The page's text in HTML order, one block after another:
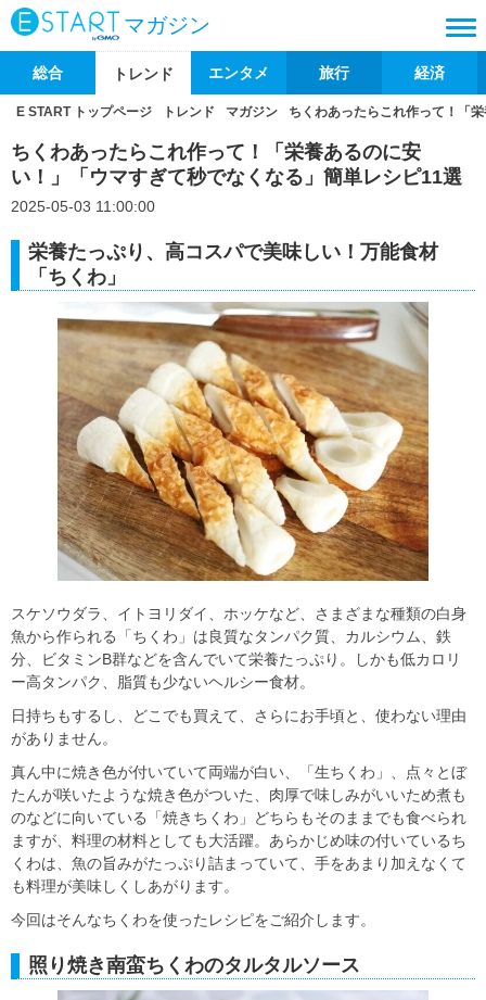
マガジン
総合 トレンド エンタメ 旅行 経済
E START トップページ トレンド マガジン ちくわあったらこれ作って！「
ちくわあったらこれ作って！「栄養あるのに安
い！」「ウマすぎて秒でなくなる」簡単レシピ11選
2025-05-03 11:00:00
栄養たっぷり、高コスパで美味しい！万能食材
「ちくわ」
スケソウダラ、イトヨリダイ、ホッケなど、さまざまな種類の白身
魚から作られる「ちくわ」は良質なタンパク質、カルシウム、鉄
分、ビタミンB群などを含んでいて栄養たっぷり。しかも低カロリ
ー高タンパク、脂質も少ないヘルシー食材。
日持ちもするし、どこでも買えて、さらにお手頃と、使わない理由
がありません。
真ん中に焼き色が付いていて両端が白い、「生ちくわ」、点々とぼ
たんが咲いたような焼き色がついた、肉厚で味しみがいいため煮も
のなどに向いている「焼きちくわ」どちらもそのままでも食べられ
ますが、料理の材料としても大活躍。あらかじめ味の付いているち
くわは、魚の旨みがたっぷり詰まっていて、手をあまり加えなくて
も料理が美味しくしあがります。
今回はそんなちくわを使ったレシピをご紹介します。
照り焼き南蛮ちくわのタルタルソース